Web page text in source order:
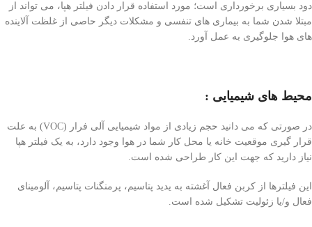
دود بسیاری برخورداری است؛ مورد استفاده قرار دادن فیلتر هپا، می تواند از
مبتلا شدن شما به بیماری های تنفسی و مشکلات دیگر حاصی از غلظت آلاینده
های هوا جلوگیری به عمل آورد.
محیط های شیمیایی :
در صورتی که می دانید حجم زیادی از مواد شیمیایی آلی فرار (VOC) به علت
قرار گیری موقعیت خانه یا محل کار شما در هوا وجود دارد، به یک فیلتر هپا
نیاز دارید که جهت این کار طراحی شده است.
این فیلترها از کربن فعال آغشته به یدید پتاسیم، پرمنگنات پتاسیم، آلومینای
فعال و/یا زئولیت تشکیل شده است.